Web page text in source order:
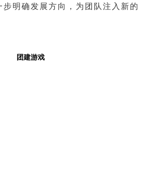
明确发展方向，为团队注入新的
团建游戏